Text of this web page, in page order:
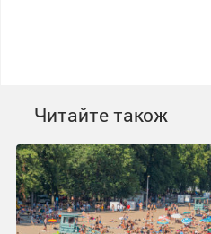
Читайте також